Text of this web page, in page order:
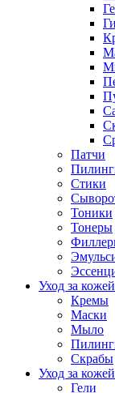
Патчи
Стики
Тоники
Тонеры
Уход за
Кремы
Маски
Мыло
Скрабы
Уход за
Гели